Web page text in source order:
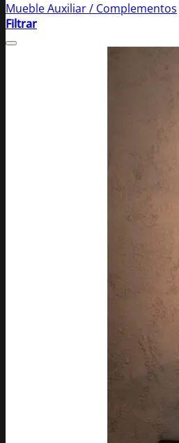
Mueble Auxiliar / Complementos
Filtrar